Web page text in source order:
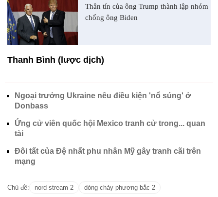
Thân tín của ông Trump thành lập nhóm
chống ông Biden
Thanh Bình (lược dịch)
Ngoại trưởng Ukraine nêu điều kiện 'nổ súng' ở
Donbass
Ứng cử viên quốc hội Mexico tranh cử trong... quan
tài
Đôi tất của Đệ nhất phu nhân Mỹ gây tranh cãi trên
mạng
Chủ đề: nord stream 2 dòng chảy phương bắc 2